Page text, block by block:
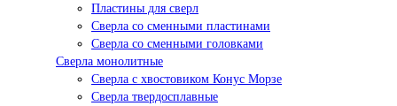
Пластины для сверл
Сверла со сменными пластинами
Сверла со сменными головками
Сверла монолитные
Сверла с хвостовиком Конус Морзе
Сверла твердосплавные